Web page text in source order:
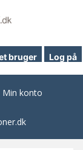
bruger Log på
Min konto